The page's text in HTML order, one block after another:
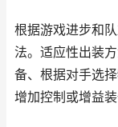
根据游戏进步和
法。适应性出装
备、根据对手选
增加控制或增益装